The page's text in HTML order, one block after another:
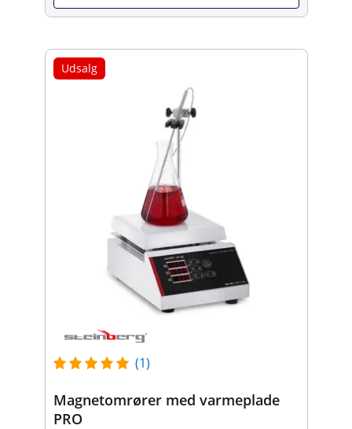
Udsalg
(1)
Magnetomrører med varmeplade
PRO